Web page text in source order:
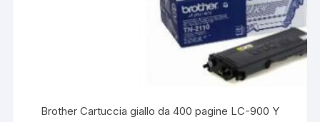
Brother Cartuccia giallo da 400 pagine LC-900 Y